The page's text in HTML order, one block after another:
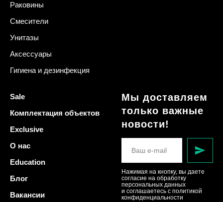
Раковины
Смесители
Унитазы
Аксессуары
Гигиена и дезинфекция
Sale
Комплектация объектов
Exclusive
О нас
Education
Блог
Вакансии
Мы доставляем
только важные
новости!
Нажимая на кнопку, вы даете
согласие на обработку
персональных данных
и соглашаетесь c политикой
конфиденциальности